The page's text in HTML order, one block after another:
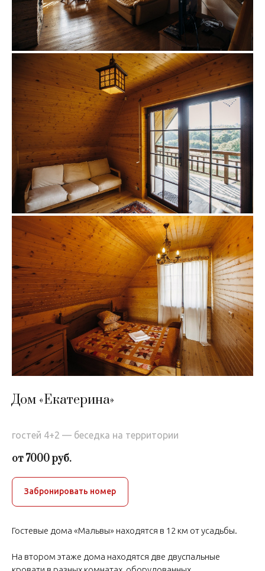
Дом «Екатерина»
гостей 4+2 — беседка на территории
от 7000 руб.
Забронировать номер
Гостевые дома «Мальвы» находятся в 12 км от усадьбы.
На втором этаже дома находятся две двуспальные